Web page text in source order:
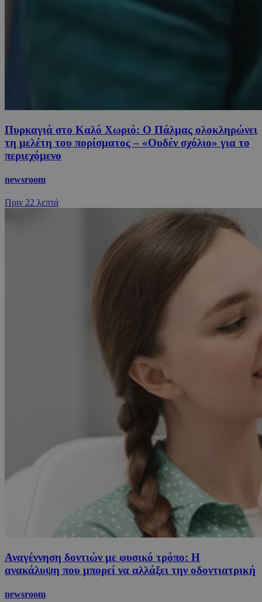
Πυρκαγιά στο Καλό Χωριό: Ο Πάλμας ολοκληρώνει
τη μελέτη του πορίσματος – «Ουδέν σχόλιο» για το
περιεχόμενο
newsroom
Πριν 22 λεπτά
Αναγέννηση δοντιών με φυσικό τρόπο: Η
ανακάλυψη που μπορεί να αλλάξει την οδοντιατρική
newsroom